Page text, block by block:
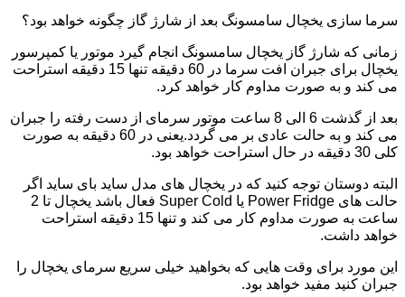
سرما سازی یخچال سامسونگ بعد از شارژ گاز چگونه خواهد بود؟
زمانی که شارژ گاز یخچال سامسونگ انجام گیرد موتور یا کمپرسور
یخچال برای جبران افت سرما در 60 دقیقه تنها 15 دقیقه استراحت
می کند و به صورت مداوم کار خواهد کرد.
بعد از گذشت 6 الی 8 ساعت موتور سرمای از دست رفته را جبران
می کند و به حالت عادی بر می گردد.یعنی در 60 دقیقه به صورت
کلی 30 دقیقه در حال استراحت خواهد بود.
البته دوستان توجه کنید که در یخچال های مدل ساید بای ساید اگر
حالت های Power Fridge یا Super Cold فعال باشد یخچال تا 2
ساعت به صورت مداوم کار می کند و تنها 15 دقیقه استراحت
خواهد داشت.
این مورد برای وقت هایی که بخواهید خیلی سریع سرمای یخچال را
جبران کنید مفید خواهد بود.